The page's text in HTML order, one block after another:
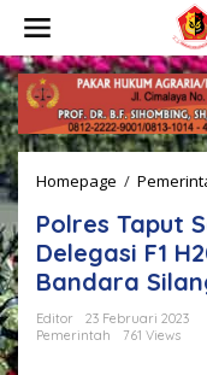
w
a
t
i
k
e
k
o
n
t
e
n
Homepage /
Polres Taput
Delegasi F1
Bandara
Editor
23 Februari 2023
Pemerintah
761 Views